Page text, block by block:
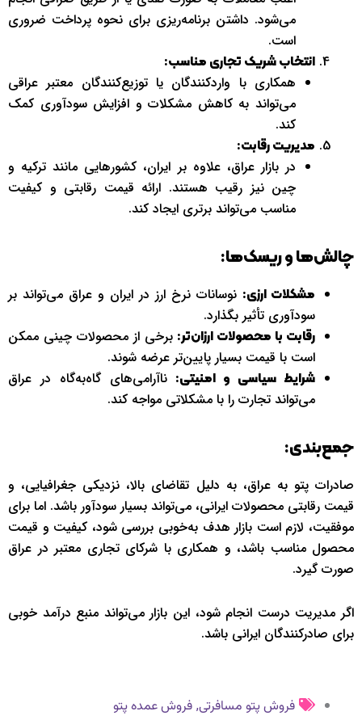
می‌شود. داشتن برنامه‌ریزی برای نحوه پرداخت ضروری
است.
انتخاب شریک تجاری مناسب:
همکاری با واردکنندگان یا توزیع‌کنندگان معتبر عراقی
می‌تواند به کاهش مشکلات و افزایش سودآوری کمک
کند.
مدیریت رقابت:
در بازار عراق، علاوه بر ایران، کشورهایی مانند ترکیه و
چین نیز رقیب هستند. ارائه قیمت رقابتی و کیفیت
مناسب می‌تواند برتری ایجاد کند.
چالش‌ها و ریسک‌ها:
مشکلات ارزی: نوسانات نرخ ارز در ایران و عراق می‌تواند بر
سودآوری تأثیر بگذارد.
رقابت با محصولات ارزان‌تر: برخی از محصولات چینی ممکن
است با قیمت بسیار پایین‌تر عرضه شوند.
شرایط سیاسی و امنیتی: ناآرامی‌های گاه‌به‌گاه در عراق
می‌تواند تجارت را با مشکلاتی مواجه کند.
جمع‌بندی:
صادرات پتو به عراق، به دلیل تقاضای بالا، نزدیکی جغرافیایی، و
قیمت رقابتی محصولات ایرانی، می‌تواند بسیار سودآور باشد. اما برای
موفقیت، لازم است بازار هدف به‌خوبی بررسی شود، کیفیت و قیمت
محصول مناسب باشد، و همکاری با شرکای تجاری معتبر در عراق
صورت گیرد.
اگر مدیریت درست انجام شود، این بازار می‌تواند منبع درآمد خوبی
برای صادرکنندگان ایرانی باشد.
فروش پتو مسافرتی, فروش عمده پتو